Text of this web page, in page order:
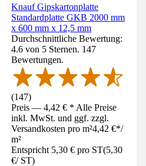
Knauf Gipskartonplatte
Standardplatte GKB 2000 mm
x 600 mm x 12,5 mm
Durchschnittliche Bewertung:
4.6 von 5 Sternen. 147
Bewertungen.
(147)
Preis — 4,42 € * Alle Preise
inkl. MwSt. und ggf. zzgl.
Versandkosten pro m²4,42 €*/
m²
Entspricht 5,30 € pro ST(5,30
€/ ST)